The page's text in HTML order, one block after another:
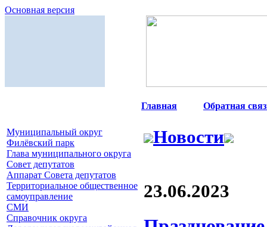
Основная версия
Главная Обратная
Муниципальный округ
Филёвский парк
Глава муниципального округа
Совет депутатов
Аппарат Совета депутатов
Территориальное общественное
самоуправление
СМИ
Справочник округа
Новости
23.06.2023